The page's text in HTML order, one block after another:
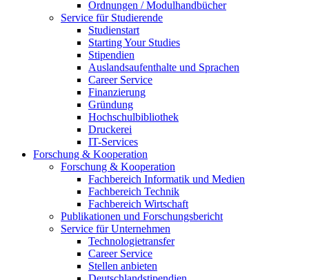
Ordnungen / Modulhandbücher
Service für Studierende
Studienstart
Starting Your Studies
Stipendien
Auslandsaufenthalte und Sprachen
Career Service
Finanzierung
Gründung
Hochschulbibliothek
Druckerei
IT-Services
Forschung & Kooperation
Forschung & Kooperation
Fachbereich Informatik und Medien
Fachbereich Technik
Fachbereich Wirtschaft
Publikationen und Forschungsbericht
Service für Unternehmen
Technologietransfer
Career Service
Stellen anbieten